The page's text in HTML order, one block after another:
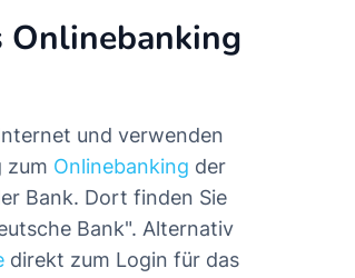
Onlinebanking
und verwenden
zum Onlinebanking der
Bank. Dort finden Sie
Bank". Alternativ
direkt zum Login für das